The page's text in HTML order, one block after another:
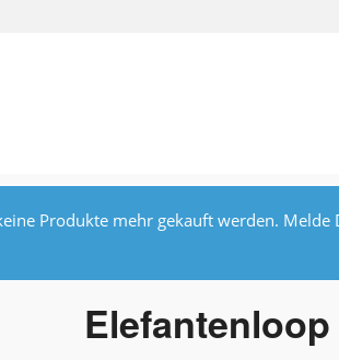
Produkte mehr gekauft werden.
Elefantenloop